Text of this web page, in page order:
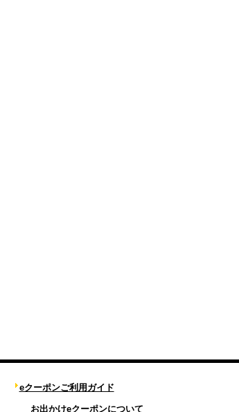
eクーポンご利用ガイド
お出かけeクーポンについて